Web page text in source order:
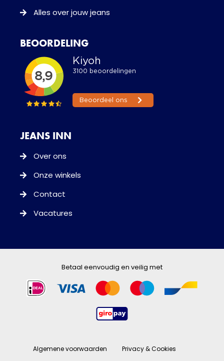
JEANS INN
Over ons
Onze winkels
Contact
Vacatures
Alles over jouw jeans
BEOORDELING
Betaal eenvoudig en veilig met
Algemene voorwaarden Privacy & Cookies